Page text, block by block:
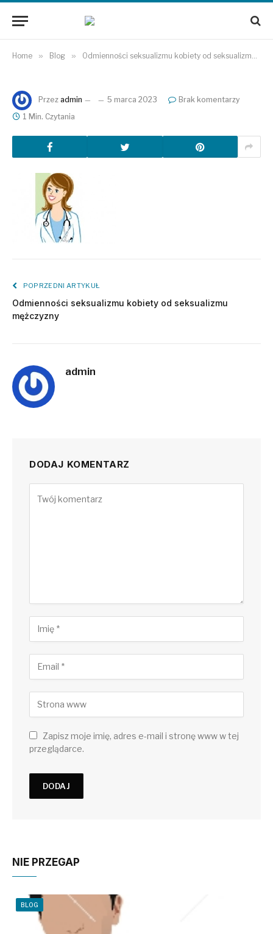
Home » Blog » Odmienności seksualizmu kobiety od seksualizmu mężczyzny
Przez admin 5 marca 2023
Brak komentarzy
1 Min. Czytania
POPRZEDNI ARTYKUŁ
Odmienności seksualizmu kobiety od seksualizmu
mężczyzny
admin
DODAJ KOMENTARZ
Zapisz moje imię, adres e-mail i stronę www w tej
przeglądarce.
NIE PRZEGAP
BLOG